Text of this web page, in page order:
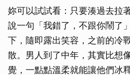
妳可以試試看：只要湊過去拉
說一句「我錯了，不跟你鬧了
下，隨即露出笑容，之前的冷
散。男人到了中年，其實比想
覺，一點點溫柔就能讓他們冰釋